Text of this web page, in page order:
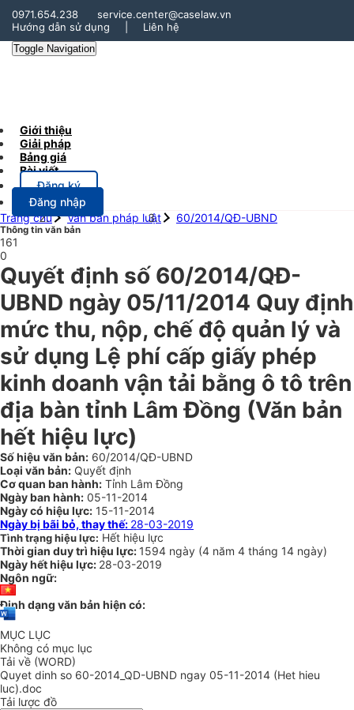
0971.654.238
service.center@caselaw.vn
Hướng dẫn sử dụng
Liên hệ
Toggle Navigation
Giới thiệu
Giải pháp
Bảng giá
Bài viết
Đăng ký
Đăng nhập
Trang chủ
Văn bản pháp luật 60/2014/QĐ-UBND
Thông tin văn bản
161
0
Quyết định số 60/2014/QĐ-
UBND ngày 05/11/2014 Quy định
mức thu, nộp, chế độ quản lý và
sử dụng Lệ phí cấp giấy phép
kinh doanh vận tải bằng ô tô trên
địa bàn tỉnh Lâm Đồng (Văn bản
hết hiệu lực)
Số hiệu văn bản: 60/2014/QĐ-UBND
Loại văn bản: Quyết định
Cơ quan ban hành: Tỉnh Lâm Đồng
Ngày ban hành: 05-11-2014
Ngày có hiệu lực: 15-11-2014
Ngày bị bãi bỏ, thay thế: 28-03-2019
Tình trạng hiệu lực: Hết hiệu lực
Thời gian duy trì hiệu lực: 1594 ngày (4 năm 4 tháng 14 ngày)
Ngày hết hiệu lực: 28-03-2019
Ngôn ngữ:
Định dạng văn bản hiện có:
MỤC LỤC
Không có mục lục
Tải về (WORD)
Quyet dinh so 60-2014_QD-UBND ngay 05-11-2014 (Het hieu
luc).doc
Tải lược đồ